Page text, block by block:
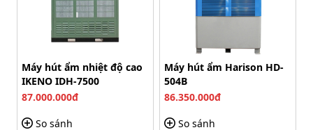
Tốc độ đóng mở nhanh, bền bỉ và vận hành xuyên suốt
Duy trì hiệu suất ổn định trong thời gian dài, không
hỏng vặt, phù hợp để lắp đặt tại các khu vực có tần
suất sử dụng cao.
Tích hợp linh hoạt với nhiều tính năng hiện đại như
remote và nút bấm hoặc công nghệ nhận diện biển
Máy hút ẩm nhiệt độ cao
IKENO IDH-7500
87.000.000đ
So sánh
Máy hút ẩm Harison HD-
504B
86.350.000đ
So sánh